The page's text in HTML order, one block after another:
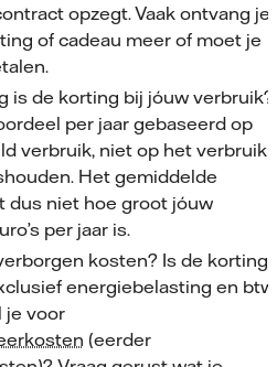
opzegt. Vaak ontvang je
of cadeau meer of moet je
is de korting bij jóuw verbruik?
per jaar gebaseerd op
verbruik, niet op het verbruik
Het gemiddelde
dus niet hoe groot jóuw
per jaar is.
kosten? Is de korting
energiebelasting en
je voor
(eerder